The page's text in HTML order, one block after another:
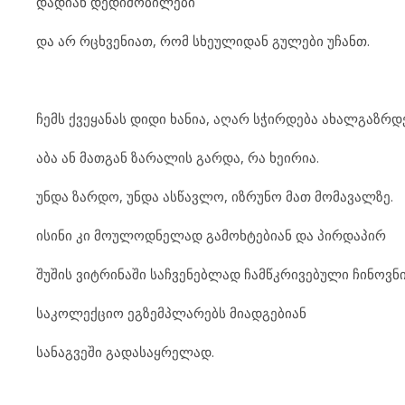
და არ რცხვენიათ, რომ სხეულიდან გულები უჩანთ.
ჩემს ქვეყანას დიდი ხანია, აღარ სჭირდება
აბა ან მათგან ზარალის გარდა, რა ხეირია.
უნდა ზარდო, უნდა ასწავლო, იზრუნო მათ მომავალზე.
ისინი კი მოულოდნელად გამოხტებიან და პირდაპირ
შუშის ვიტრინაში საჩვენებლად ჩამწკრივებული
საკოლექციო ეგზემპლარებს მიადგებიან
სანაგვეში გადასაყრელად.